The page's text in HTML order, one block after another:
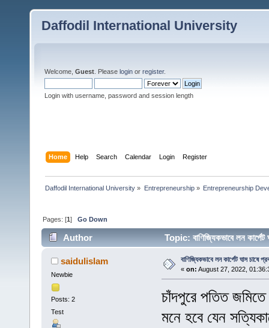
Daffodil International University
Welcome, Guest . Please login or register.
Login with username, password and session length
Home Help Search Calendar Login Register
Daffodil International University » Entrepreneurship» Entrepreneurship
Pages: [1]Go Down
Author Topic: বাণিজ্যিকভাবে লন
saidulislam
Newbie
Posts: 2
Test
বাণিজ্যিকভাবে লন কার্পেট ঘাস চাষে
« on: August 27, 2022,
চাঁদপুরে পতিত
মনে হবে যেন